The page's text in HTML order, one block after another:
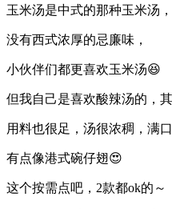
玉米汤是中式的那种玉米汤，
没有西式浓厚的忌廉味，
小伙伴们都更喜欢玉米汤😆
但我自己是喜欢酸辣汤的，
用料也很足，汤很浓稠，满
有点像港式碗仔翅😍
这个按需点吧，2款都ok的～